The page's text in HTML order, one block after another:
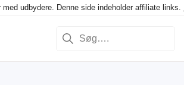
udbydere. Denne side indeholder affiliate links.